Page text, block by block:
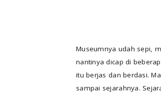
Museumnya udah sepi,
nantinya dicap di
itu berjas dan berdasi.
sampai sejarahnya.